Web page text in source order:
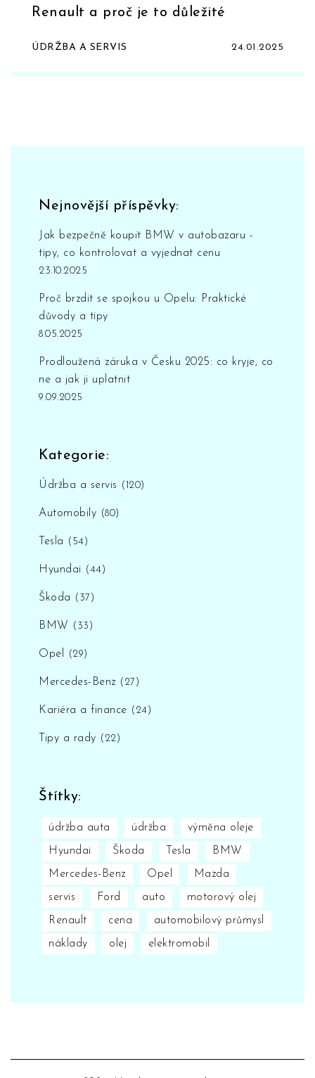
Renault a proč je to důležité
ÚDRŽBA A SERVIS 24.01.2025
Nejnovější příspěvky:
Jak bezpečně koupit BMW v autobazaru -
tipy, co kontrolovat a vyjednat cenu
23.10.2025
Proč brzdit se spojkou u Opelu: Praktické
důvody a tipy
8.05.2025
Prodloužená záruka v Česku 2025: co kryje, co
ne a jak ji uplatnit
9.09.2025
Kategorie:
Údržba a servis (120)
Automobily (80)
Tesla (54)
Hyundai (44)
Škoda (37)
BMW (33)
Opel (29)
Mercedes-Benz (27)
Kariéra a finance (24)
Tipy a rady (22)
Štítky:
údržba auta údržba výměna oleje
Hyundai Škoda Tesla BMW
Mercedes-Benz Opel Mazda
servis Ford auto motorový olej
Renault cena automobilový průmysl
náklady olej elektromobil